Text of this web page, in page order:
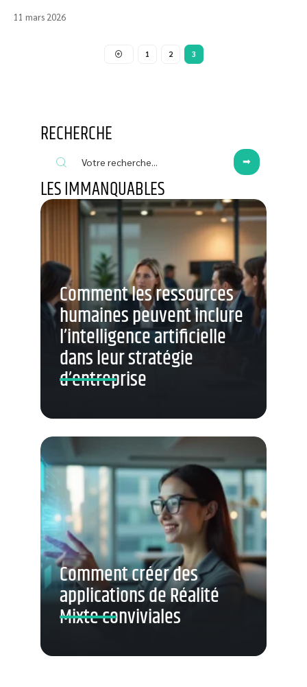
11 mars 2026
1 2 3
RECHERCHE
LES IMMANQUABLES
Comment les ressources
humaines peuvent inclure
l’intelligence artificielle
dans leur stratégie
d’entreprise
Comment créer des
applications de Réalité
Mixte conviviales